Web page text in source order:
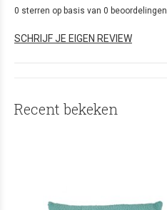
0 sterren op basis van 0 beoordelingen
SCHRIJF JE EIGEN REVIEW
Recent bekeken